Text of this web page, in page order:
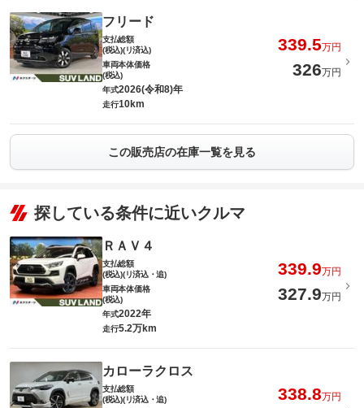
フリード
支払総額
(税込)(リ済込)
339.5万円
車両本体価格
(税込)
326万円
年式2026(令和8)年
走行10km
この販売店の在庫一覧を見る
探している条件に近いクルマ
ＲＡＶ４
支払総額
(税込)(リ済込・追)
339.9万円
車両本体価格
(税込)
327.9万円
年式2022年
走行5.2万km
カローラクロス
支払総額
(税込)(リ済込・追)
338.8万円